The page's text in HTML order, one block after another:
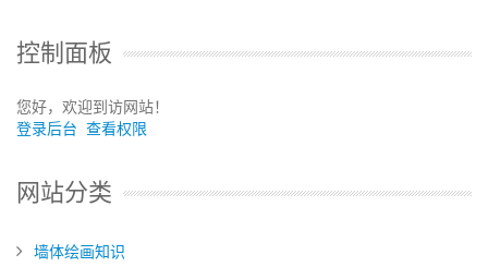
控制面板
您好，欢迎到访网站！
登录后台 查看权限
网站分类
墙体绘画知识